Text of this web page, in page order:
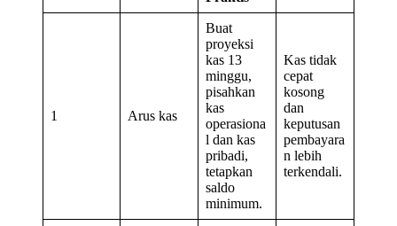
1 Arus kas
Buat
proyeksi
kas 13
minggu,
pisahkan
kas
operasiona
l dan kas
pribadi,
tetapkan
saldo
minimum.
Kas tidak
cepat
kosong
dan
keputusan
pembayara
n lebih
terkendali.